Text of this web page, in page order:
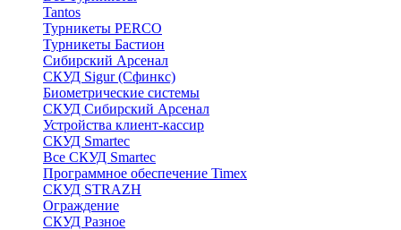
Tantos
Турникеты PERCO
Турникеты Бастион
Сибирский Арсенал
СКУД Sigur (Сфинкс)
Биометрические системы
СКУД Сибирский Арсенал
Устройства клиент-кассир
СКУД Smartec
Все СКУД Smartec
Программное обеспечение Timex
СКУД STRAZH
Ограждение
СКУД Разное